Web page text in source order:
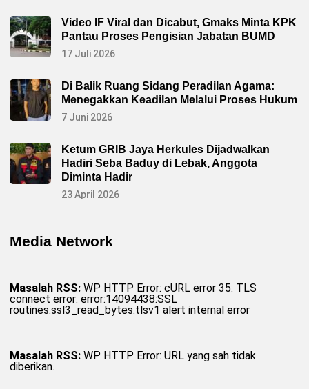
Video IF Viral dan Dicabut, Gmaks Minta KPK
Pantau Proses Pengisian Jabatan BUMD
17 Juli 2026
Di Balik Ruang Sidang Peradilan Agama:
Menegakkan Keadilan Melalui Proses Hukum
7 Juni 2026
Ketum GRIB Jaya Herkules Dijadwalkan
Hadiri Seba Baduy di Lebak, Anggota
Diminta Hadir
23 April 2026
Media Network
Masalah RSS: WP HTTP Error: cURL error 35: TLS
connect error: error:14094438:SSL
routines:ssl3_read_bytes:tlsv1 alert internal error
Masalah RSS: WP HTTP Error: URL yang sah tidak
diberikan.